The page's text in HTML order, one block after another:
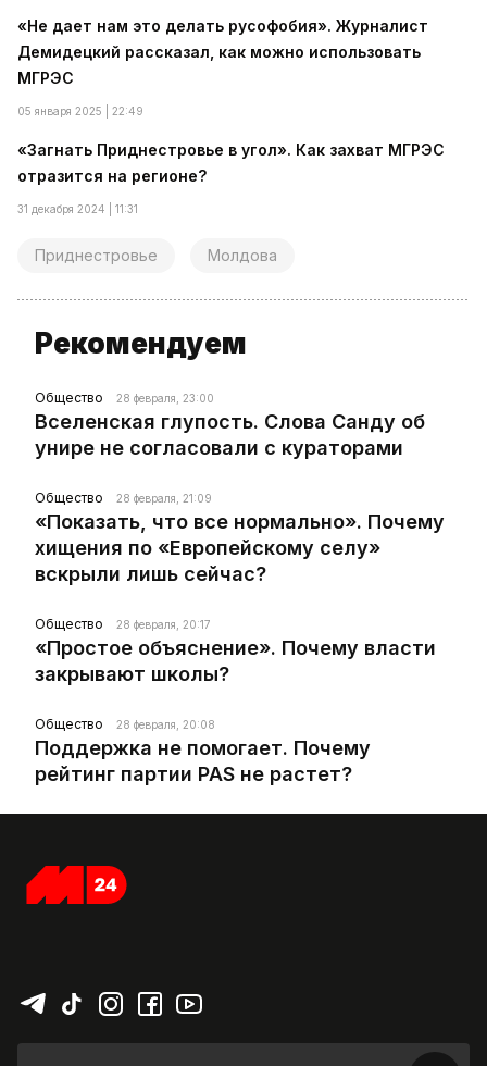
«Не дает нам это делать русофобия». Журналист
Демидецкий рассказал, как можно использовать
МГРЭС
05 января 2025 | 22:49
«Загнать Приднестровье в угол». Как захват МГРЭС
отразится на регионе?
31 декабря 2024 | 11:31
Приднестровье Молдова
Рекомендуем
Общество 28 февраля, 23:00
Вселенская глупость. Слова Санду об
унире не согласовали с кураторами
Общество 28 февраля, 21:09
«Показать, что все нормально». Почему
хищения по «Европейскому селу»
вскрыли лишь сейчас?
Общество 28 февраля, 20:17
«Простое объяснение». Почему власти
закрывают школы?
Общество 28 февраля, 20:08
Поддержка не помогает. Почему
рейтинг партии PAS не растет?